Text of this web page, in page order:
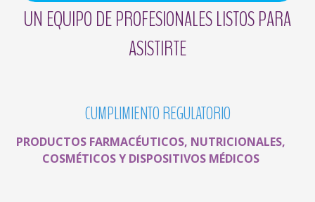
UN EQUIPO DE PROFESIONALES LISTOS PARA
ASISTIRTE
CUMPLIMIENTOREGULATORIO
PRODUCTOS FARMACÉUTICOS, NUTRICIONALES,
COSMÉTICOS Y DISPOSITIVOS MÉDICOS